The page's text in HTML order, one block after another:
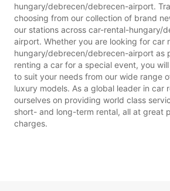
hungary/debrecen/debrecen-airport.
choosing from our collection of brand
our stations across car-rental-hungary/
airport. Whether you are looking for car
hungary/debrecen/debrecen-airport as
renting a car for a special event, you
to suit your needs from our wide range
luxury models. As a global leader in car
ourselves on providing world class
short- and long-term rental, all at great
charges.